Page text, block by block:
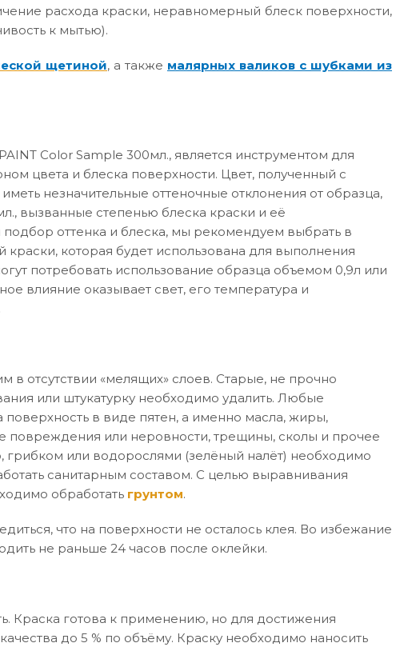
расхода краски, неравномерный блеск поверхности,
к мытью).
щетиной, а также малярных валиков с шубками из
Color Sample 300мл., является инструментом для
цвета и блеска поверхности. Цвет, полученный с
незначительные оттеночные отклонения от образца,
вызванные степенью блеска краски и её
оттенка и блеска, мы рекомендуем выбрать в
которая будет использована для выполнения
потребовать использование образца объемом 0,9л или
влияние оказывает свет, его температура и
отсутствии «мелящих» слоев. Старые, не прочно
или штукатурку необходимо удалить. Любые
поверхность в виде пятен, а именно масла, жиры,
повреждения или неровности, трещины, сколы и прочее
или водорослями (зелёный налёт) необходимо
санитарным составом. С целью выравнивания
обработать грунтом.
что на поверхности не осталось клея. Во избежание
не раньше 24 часов после оклейки.
Краска готова к применению, но для достижения
до 5 % по объёму. Краску необходимо наносить